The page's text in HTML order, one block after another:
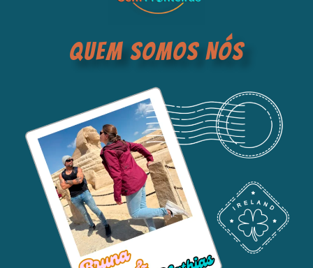
QUEM SOMOS NÓS